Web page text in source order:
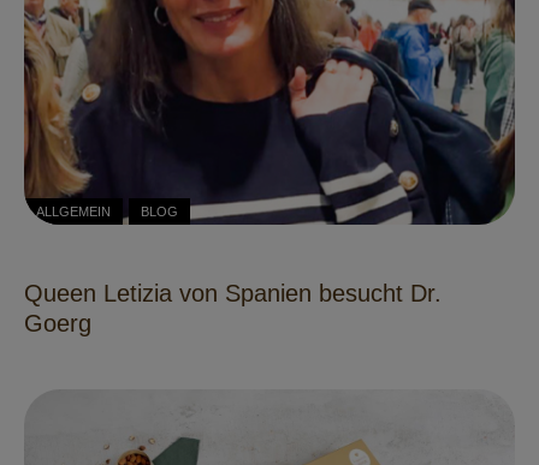
ALLGEMEIN BLOG
Queen Letizia von Spanien besucht Dr.
Goerg